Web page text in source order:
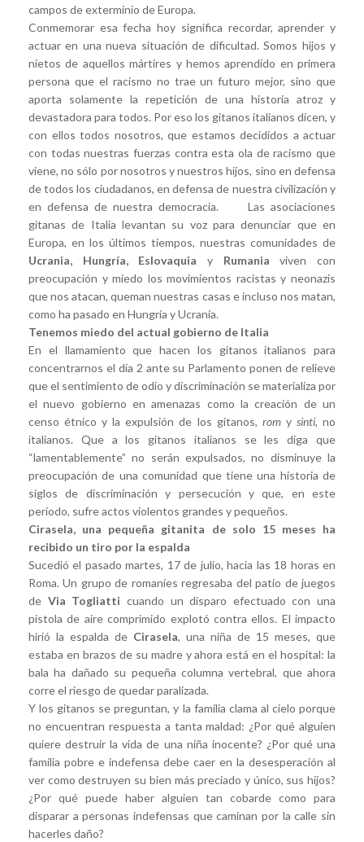
campos de exterminio de Europa.
Conmemorar esa fecha hoy significa recordar, aprender y
actuar en una nueva situación de dificultad. Somos hijos y
nietos de aquellos mártires y hemos aprendido en primera
persona que el racismo no trae un futuro mejor, sino que
aporta solamente la repetición de una historia atroz y
devastadora para todos. Por eso los gitanos italianos dicen, y
con ellos todos nosotros, que estamos decididos a actuar
con todas nuestras fuerzas contra esta ola de racismo que
viene, no sólo por nosotros y nuestros hijos, sino en defensa
de todos los ciudadanos, en defensa de nuestra civilización y
en defensa de nuestra democracia. Las asociaciones
gitanas de Italia levantan su voz para denunciar que en
Europa, en los últimos tiempos, nuestras comunidades de
Ucrania, Hungría, Eslovaquia y Rumania viven con
preocupación y miedo los movimientos racistas y neonazis
que nos atacan, queman nuestras casas e incluso nos matan,
como ha pasado en Hungría y Ucrania.
Tenemos miedo del actual gobierno de Italia
En el llamamiento que hacen los gitanos italianos para
concentrarnos el día 2 ante su Parlamento ponen de relieve
que el sentimiento de odio y discriminación se materializa por
el nuevo gobierno en amenazas como la creación de un
censo étnico y la expulsión de los gitanos, rom ysinti, no
italianos. Que a los gitanos italianos se les diga que
“lamentablemente” no serán expulsados, no disminuye la
preocupación de una comunidad que tiene una historia de
siglos de discriminación y persecución y que, en este
período, sufre actos violentos grandes y pequeños.
Cirasela, una pequeña gitanita de solo 15 meses ha
recibido un tiro por la espalda
Sucedió el pasado martes, 17 de julio, hacia las 18 horas en
Roma. Un grupo de romaníes regresaba del patio de juegos
de Via Togliatti cuando un disparo efectuado con una
pistola de aire comprimido explotó contra ellos. El impacto
hirió la espalda de Cirasela, una niña de 15 meses, que
estaba en brazos de su madre y ahora está en el hospital: la
bala ha dañado su pequeña columna vertebral, que ahora
corre el riesgo de quedar paralizada.
Y los gitanos se preguntan, y la familia clama al cielo porque
no encuentran respuesta a tanta maldad: ¿Por qué alguien
quiere destruir la vida de una niña inocente? ¿Por qué una
familia pobre e indefensa debe caer en la desesperación al
ver como destruyen su bien más preciado y único, sus hijos?
¿Por qué puede haber alguien tan cobarde como para
disparar a personas indefensas que caminan por la calle sin
hacerles daño?